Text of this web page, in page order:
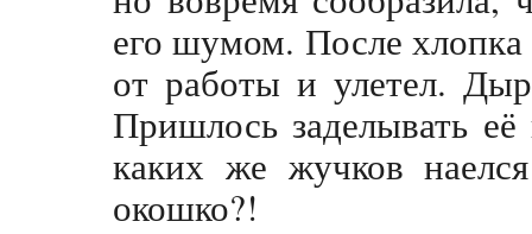
его шумом. После хлопка
от работы и улетел.
Пришлось заделывать
каких же жучков
окошко?!